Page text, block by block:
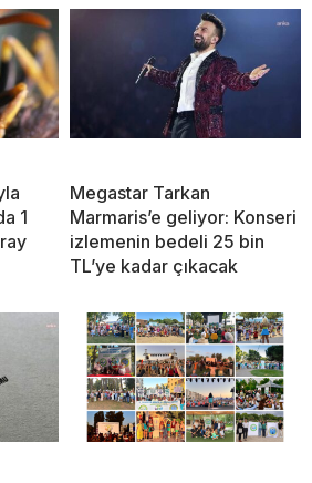
1
Megastar Tarkan
Marmaris’e geliyor: Konseri
izlemenin bedeli 25 bin
TL’ye kadar çıkacak